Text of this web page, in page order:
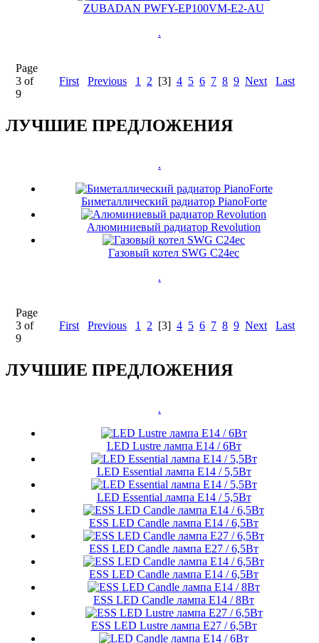
ZUBADAN PWFY-EP100VM-E2-AU
.
Page
3 of
9
First Previous 1 2 [3] 4 5 6 7 8 9 Next Last
ЛУЧШИЕ ПРЕДЛОЖЕНИЯ
.
Биметаллический радиатор PianoForte
Алюминиевый радиатор Revolution
Газовый котел SWG C24ec
.
Page
3 of
9
First Previous 1 2 [3] 4 5 6 7 8 9 Next Last
ЛУЧШИЕ ПРЕДЛОЖЕНИЯ
.
LED Lustre лампа E14 / 6Вт
LED Essential лампа E14 / 5,5Вт
LED Essential лампа E14 / 5,5Вт
ESS LED Candle лампа E14 / 6,5Вт
ESS LED Candle лампа E27 / 6,5Вт
ESS LED Candle лампа E14 / 6,5Вт
ESS LED Candle лампа E14 / 8Вт
ESS LED Lustre лампа E27 / 6,5Вт